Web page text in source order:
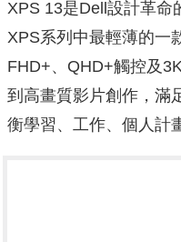
XPS 13是Dell設計革命
XPS系列中最輕薄的一
FHD+、QHD+觸控及
到高畫質影片創作，滿
衡學習、工作、個人計